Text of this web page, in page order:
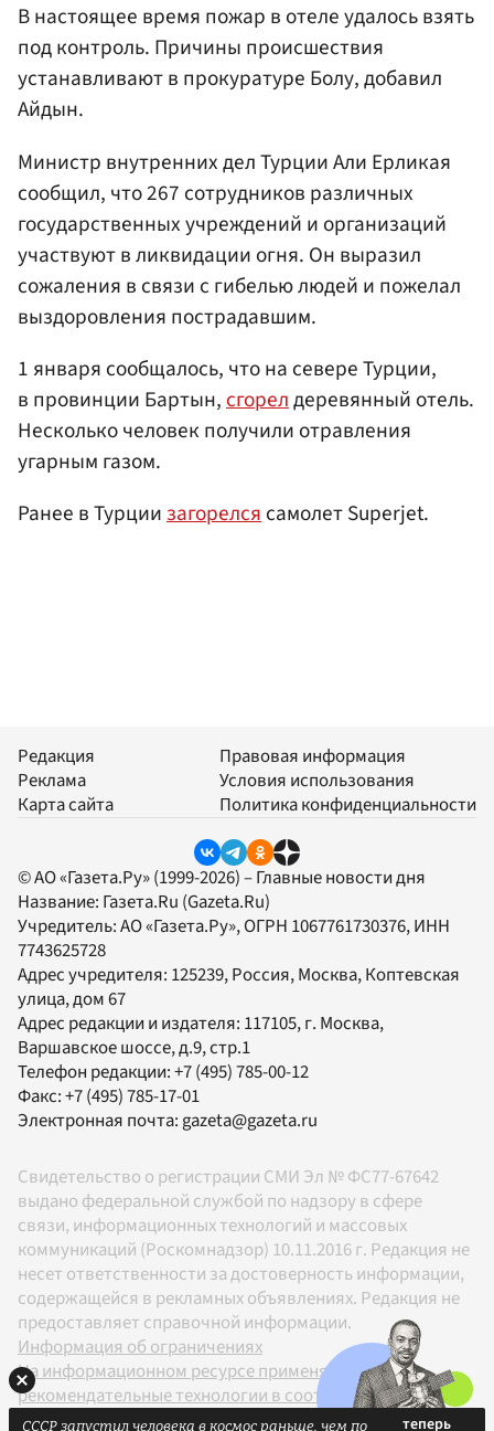
В настоящее время пожар в отеле удалось взять
под контроль. Причины происшествия
устанавливают в прокуратуре Болу, добавил
Айдын.
Министр внутренних дел Турции Али Ерликая
сообщил, что 267 сотрудников различных
государственных учреждений и организаций
участвуют в ликвидации огня. Он выразил
сожаления в связи с гибелью людей и пожелал
выздоровления пострадавшим.
1 января сообщалось, что на севере Турции,
в провинции Бартын,сгорелдеревянный отель.
Несколько человек получили отравления
угарным газом.
Ранее в Турциизагорелсясамолет Superjet.
Редакция
Реклама
Карта сайта
Правовая информация
Условия использования
Политика конфиденциальности
© АО «Газета.Ру» (1999-2026) – Главные новости дня
Название: Газета.Ru (Gazeta.Ru)
Учредитель:АО «Газета.Ру», ОГРН 1067761730376, ИНН
7743625728
Адрес учредителя: 125239, Россия, Москва, Коптевская
улица, дом 67
Адрес редакции и издателя: 117105, г. Москва,
Варшавское шоссе, д.9, стр.1
Телефон редакции:+7 (495) 785-00-12
Факс:+7 (495) 785-17-01
Электронная почта:gazeta@gazeta.ru
Свидетельство о регистрации СМИ Эл № ФС77-67642
выдано федеральной службой по надзору в сфере
связи, информационных технологий и массовых
коммуникаций (Роскомнадзор) 10.11.2016 г. Редакция не
несет ответственности за достоверность информации,
содержащейся в рекламных объявлениях. Редакция не
предоставляет справочной информации.
Информация об ограничениях
На информационном ресурсе применяются
рекомендательные технологии в соответствии с
Правилами
СССР запустил человека в космос раньше, чем по